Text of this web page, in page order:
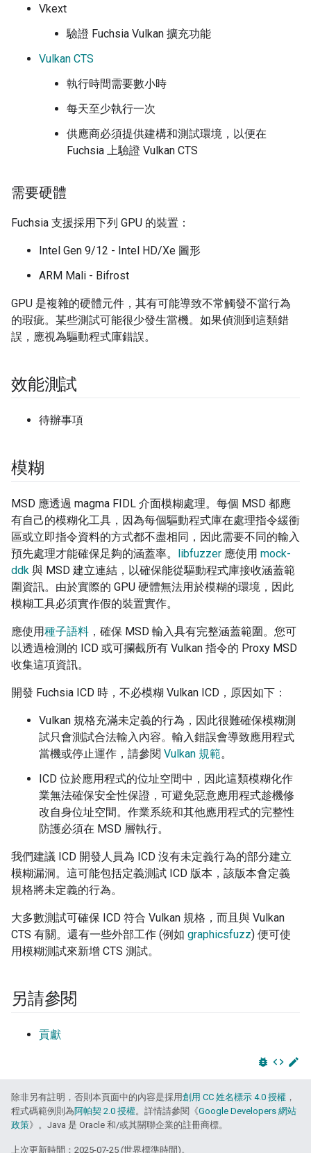
Vkext
驗證 Fuchsia Vulkan 擴充功能
Vulkan CTS
執行時間需要數小時
每天至少執行一次
供應商必須提供建構和測試環境，以便在
Fuchsia 上驗證 Vulkan CTS
需要硬體
Fuchsia 支援採用下列 GPU 的裝置：
Intel Gen 9/12 - Intel HD/Xe 圖形
ARM Mali - Bifrost
GPU 是複雜的硬體元件，其有可能導致不常觸發不當行為
的瑕疵。某些測試可能很少發生當機。如果偵測到這類錯
誤，應視為驅動程式庫錯誤。
效能測試
待辦事項
模糊
MSD 應透過 magma FIDL 介面模糊處理。每個 MSD 都應
有自己的模糊化工具，因為每個驅動程式庫在處理指令緩衝
區或立即指令資料的方式都不盡相同，因此需要不同的輸入
預先處理才能確保足夠的涵蓋率。 libfuzzer 應使用 mock-
ddk 與 MSD 建立連結，以確保能從驅動程式庫接收涵蓋範
圍資訊。由於實際的 GPU 硬體無法用於模糊的環境，因此
模糊工具必須實作假的裝置實作。
應使用種子語料 ，確保 MSD 輸入具有完整涵蓋範圍。您可
以透過檢測的 ICD 或可攔截所有 Vulkan 指令的 Proxy MSD
收集這項資訊。
開發 Fuchsia ICD 時，不必模糊 Vulkan ICD，原因如下：
Vulkan 規格充滿未定義的行為，因此很難確保模糊測
試只會測試合法輸入內容。輸入錯誤會導致應用程式
當機或停止運作，請參閱 Vulkan 規範。
ICD 位於應用程式的位址空間中，因此這類模糊化作
業無法確保安全性保證，可避免惡意應用程式趁機修
改自身位址空間。作業系統和其他應用程式的完整性
防護必須在 MSD 層執行。
我們建議 ICD 開發人員為 ICD 沒有未定義行為的部分建立
模糊漏洞。這可能包括定義測試 ICD 版本，該版本會定義
規格將未定義的行為。
大多數測試可確保 ICD 符合 Vulkan 規格，而且與 Vulkan
CTS 有關。還有一些外部工作 (例如 graphicsfuzz) 便可使
用模糊測試來新增 CTS 測試。
另請參閱
貢獻
bug_report code edit
除非另有註明，否則本頁面中的內容是採用創用 CC 姓名標示 4.0 授權 ，
程式碼範例則為阿帕契 2.0 授權。詳情請參閱《Google Developers 網站
政策》。Java 是 Oracle 和/或其關聯企業的註冊商標。
上次更新時間：2025-07-25 (世界標準時間)。